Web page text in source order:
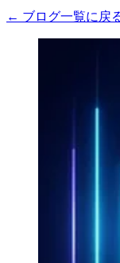
← ブログ一覧に戻